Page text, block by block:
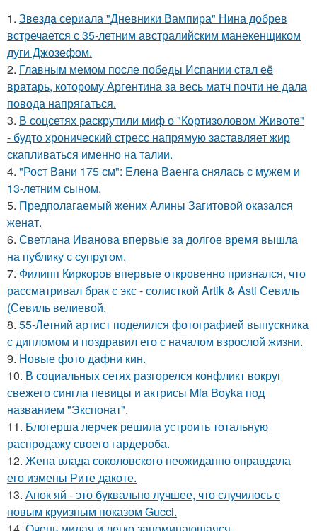
1. Звeздa сериала "Дневники Вампира" Нина добрев
встречается с 35-летним австралийским манекенщиком
дуги Джозефом.
2. Главным мемом после победы Испании стал её
вратарь, которому Аргентина за весь матч почти не дала
повода напрягаться.
3. В соцсетях раскрутили миф о "Кортизоловом Животе"
- будто хронический стресс напрямую заставляет жир
скапливаться именно на талии.
4. "Рост Вани 175 см": Елена Ваенга снялась с мужем и
13-летним сыном.
5. Предполагаемый жених Алины Загитовой оказался
женат.
6. Светлана Иванова впервые за долгое время вышла
на публику с супругом.
7. Филипп Киркоров впервые откровенно признался, что
рассматривал брак с экс - солисткой Artik & Asti Севиль
(Севиль велиевой.
8. 55-Летний артист поделился фотографией выпускника
с дипломом и поздравил его с началом взрослой жизни.
9. Новые фото дафни кин.
10. В социальных сетях разгорелся конфликт вокруг
свежего сингла певицы и актрисы Mia Boyka под
названием "Экспонат".
11. Блогерша лерчек решила устроить тотальную
распродажу своего гардероба.
12. Жена влада соколовского неожиданно оправдала
его измены Рите дакоте.
13. Анок яй - это буквально лучшее, что случилось с
новым круизным показом Gucci.